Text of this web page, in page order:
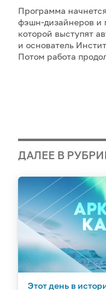
Программа
фэшн-дизайнеров и
которой выступят
и основатель
Потом работа
ДАЛЕЕ В
Этот день в